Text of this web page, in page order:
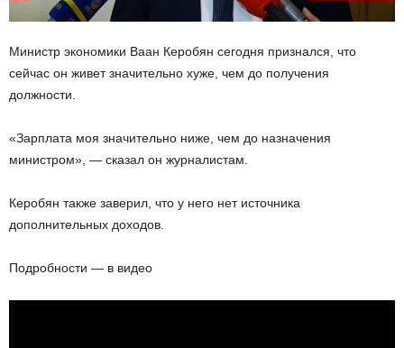
Министр экономики Ваан Керобян сегодня признался, что
сейчас он живет значительно хуже, чем до получения
должности.
«Зарплата моя значительно ниже, чем до назначения
министром», — сказал он журналистам.
Керобян также заверил, что у него нет источника
дополнительных доходов.
Подробности — в видео